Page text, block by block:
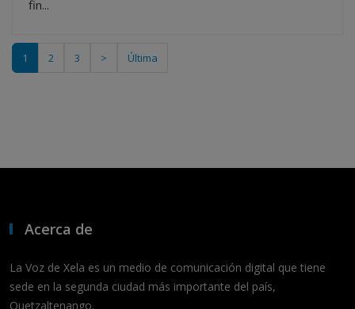
fin...
1 2 3 > Última
Acerca de
La Voz de Xela es un medio de comunicación digital que tiene
sede en la segunda ciudad más importante del país,
Quetzaltenango.